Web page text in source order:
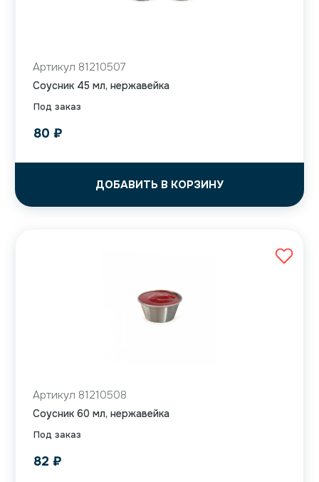
Под заказ
Артикул 81210507
Соусник 45 мл, нержавейка
80 ₽
ДОБАВИТЬ В КОРЗИНУ
Под заказ
Артикул 81210508
Соусник 60 мл, нержавейка
82 ₽